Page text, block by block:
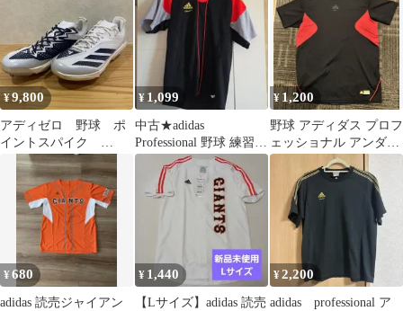
¥9,800
アディゼロ 野球 ポ
イントスパイク
28.0cm
¥ 1,099
中古★adidas
Professional 野球 練習用
シャツ ブラック S
¥1,200
野球 アディダス プロフ
ェッショナル アンダーt
シャツ XO
¥680
adidas 読売ジャイアン
¥ 1,440
【Lサイズ】adidas 読売
¥2,200
adidas professional ア